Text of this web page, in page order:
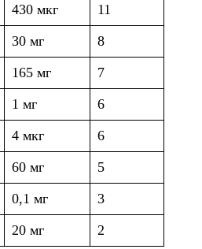
430 мкг
11
30 мг
8
165 мг
7
1 мг
6
4 мкг
6
60 мг
5
0,1 мг
3
20 мг 2